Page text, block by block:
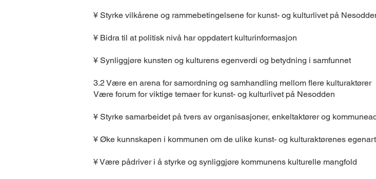
¥ Styrke vilkårene og rammebetingelsene for kunst- og kulturlivet på
¥ Bidra til at politisk nivå har oppdatert kulturinformasjon
¥ Synliggjøre kunsten og kulturens egenverdi og betydning i samfunnet
3.2 Være en arena for samordning og samhandling mellom flere kulturaktører
Være forum for viktige temaer for kunst- og kulturlivet på Nesodden
¥ Styrke samarbeidet på tvers av organisasjoner, enkeltaktører og
¥ Øke kunnskapen i kommunen om de ulike kunst- og kulturaktørenes
¥ Være pådriver i å styrke og synliggjøre kommunens kulturelle mangfold